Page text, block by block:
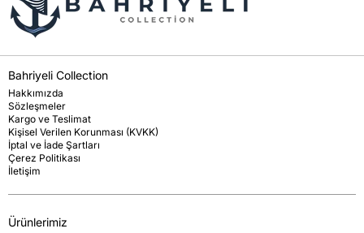
Bahriyeli Collection
Hakkımızda
Sözleşmeler
Kargo ve Teslimat
Kişisel Verilen Korunması (KVKK)
İptal ve İade Şartları
Çerez Politikası
İletişim
Ürünlerimiz